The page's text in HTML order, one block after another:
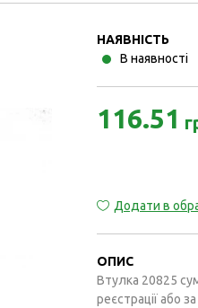
НАЯВНІСТЬ
В наявності
116.51
Додати в
ОПИС
Втулка 20825
реєстрації або